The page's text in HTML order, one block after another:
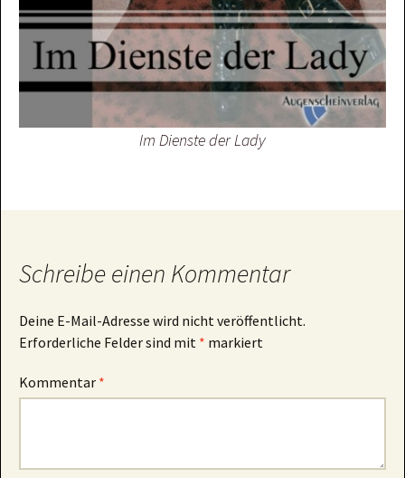
Im Dienste der Lady
Schreibe einen Kommentar
Deine E-Mail-Adresse wird nicht veröffentlicht.
Erforderliche Felder sind mit * markiert
Kommentar *